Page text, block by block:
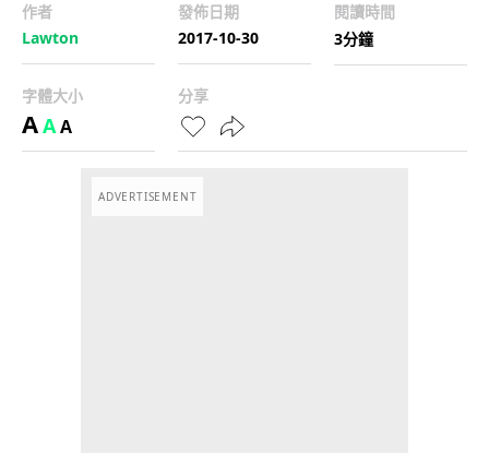
作者
Lawton
發佈日期
2017-10-30
閱讀時間
3分鐘
字體大小
AAA
分享
ADVERTISEMENT